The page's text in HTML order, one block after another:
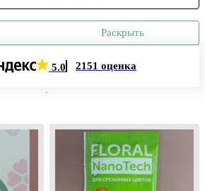
Раскрыть
5.0 2151 оценка